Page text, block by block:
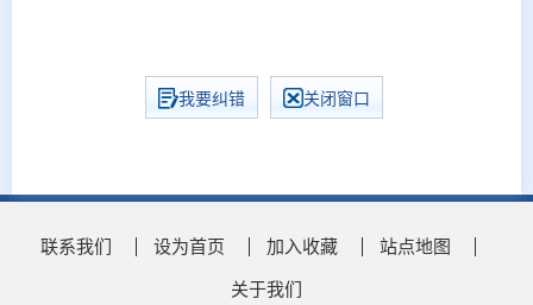
我要纠错 关闭窗口
联系我们 设为首页 加入收藏
站点地图
关于我们